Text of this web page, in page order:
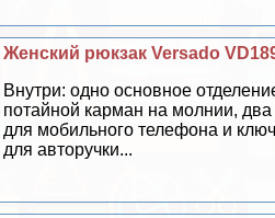
Женский рюкзак Versado
Внутри: одно основное
потайной карман на молнии,
для мобильного телефона и
для авторучки...